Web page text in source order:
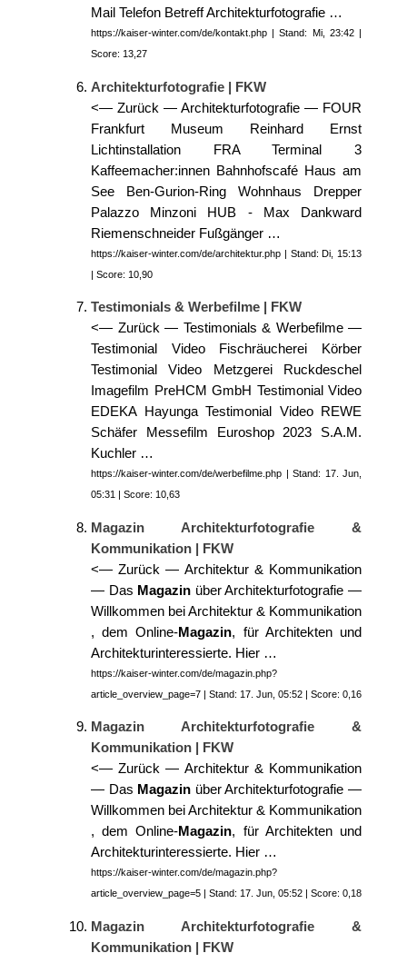
Mail Telefon Betreff Architekturfotografie …
https://kaiser-winter.com/de/kontakt.php | Stand: Mi, 23:42 |
Score: 13,27
Architekturfotografie | FKW
<— Zurück — Architektur­fotografie — FOUR
Frankfurt Museum Reinhard Ernst
Lichtinstallation FRA Terminal 3
Kaffeemacher:innen Bahnhofscafé Haus am
See Ben-Gurion-Ring Wohnhaus Drepper
Palazzo Minzoni HUB - Max Dankward
Riemenschneider Fußgänger …
https://kaiser-winter.com/de/architektur.php | Stand: Di, 15:13
| Score: 10,90
Testimonials & Werbefilme | FKW
<— Zurück — Testimonials & Werbefilme —
Testimonial Video Fischräucherei Körber
Testimonial Video Metzgerei Ruckdeschel
Imagefilm PreHCM GmbH Testimonial Video
EDEKA Hayunga Testimonial Video REWE
Schäfer Messefilm Euroshop 2023 S.A.M.
Kuchler …
https://kaiser-winter.com/de/werbefilme.php | Stand: 17. Jun,
05:31 | Score: 10,63
Magazin Architekturfotografie &
Kommunikation | FKW
<— Zurück — Architektur & Kommunikation
— Das Magazin über Architekturfotografie —
Willkommen bei Architektur & Kommunikation
, dem Online-Magazin, für Architekten und
Architekturinteressierte. Hier …
https://kaiser-winter.com/de/magazin.php?
article_overview_page=7 | Stand: 17. Jun, 05:52 | Score: 0,16
Magazin Architekturfotografie &
Kommunikation | FKW
<— Zurück — Architektur & Kommunikation
— Das Magazin über Architekturfotografie —
Willkommen bei Architektur & Kommunikation
, dem Online-Magazin, für Architekten und
Architekturinteressierte. Hier …
https://kaiser-winter.com/de/magazin.php?
article_overview_page=5 | Stand: 17. Jun, 05:52 | Score: 0,18
Magazin Architekturfotografie &
Kommunikation | FKW